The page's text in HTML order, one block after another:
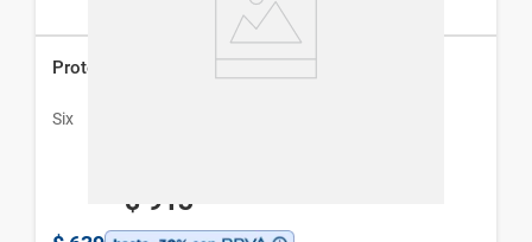
Protector Solar Six Splash Kids Fps50 x 210 ml
Six
$ 913